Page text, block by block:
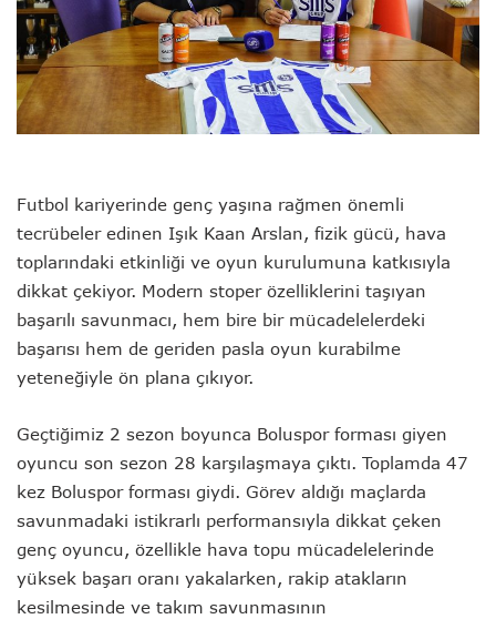
Futbol kariyerinde genç yaşına rağmen önemli
tecrübeler edinen Işık Kaan Arslan, fizik gücü, hava
toplarındaki etkinliği ve oyun kurulumuna katkısıyla
dikkat çekiyor. Modern stoper özelliklerini taşıyan
başarılı savunmacı, hem bire bir mücadelelerdeki
başarısı hem de geriden pasla oyun kurabilme
yeteneğiyle ön plana çıkıyor.
Geçtiğimiz 2 sezon boyunca Boluspor forması giyen
oyuncu son sezon 28 karşılaşmaya çıktı. Toplamda 47
kez Boluspor forması giydi. Görev aldığı maçlarda
savunmadaki istikrarlı performansıyla dikkat çeken
genç oyuncu, özellikle hava topu mücadelelerinde
yüksek başarı oranı yakalarken, rakip atakların
kesilmesinde ve takım savunmasının